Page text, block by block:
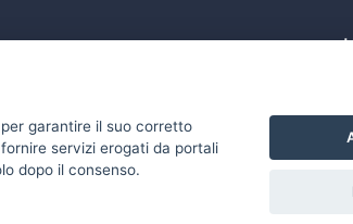
garantire il suo corretto
servizi erogati da portali
dopo il consenso.